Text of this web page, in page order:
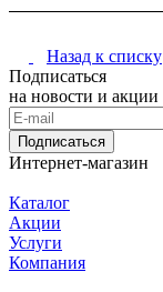
Назад к списку
Подписаться
на новости и акции
Подписаться
Интернет-магазин
Каталог
Акции
Услуги
Компания